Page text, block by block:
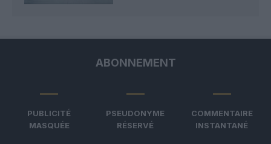
ABONNEMENT
PUBLICITÉ
MASQUÉE
PSEUDONYME
RÉSERVÉ
COMMENTAIRE
INSTANTANÉ